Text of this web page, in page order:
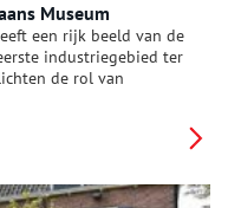
Museum
een rijk beeld van de
industriegebied ter
de rol van